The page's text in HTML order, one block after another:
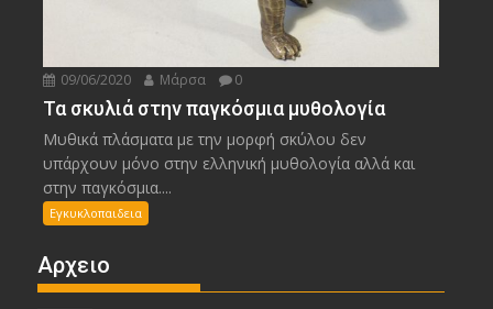
09/06/2020 Μάρσα 0
Τα σκυλιά στην παγκόσμια μυθολογία
Μυθικά πλάσματα με την μορφή σκύλου δεν
υπάρχουν μόνο στην ελληνική μυθολογία αλλά και
στην παγκόσμια....
Εγκυκλοπαιδεια
Αρχειο